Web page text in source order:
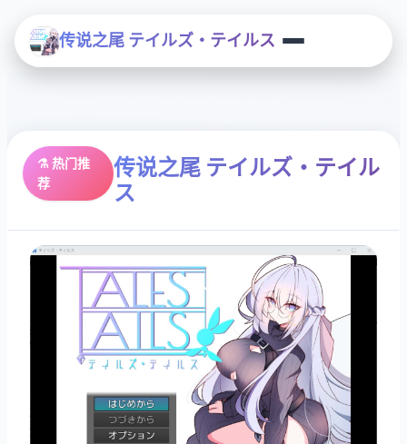
传说之尾 テイルズ・テイルス
⚗️ 热门推
荐
传说之尾 テイルズ・テイル
ス